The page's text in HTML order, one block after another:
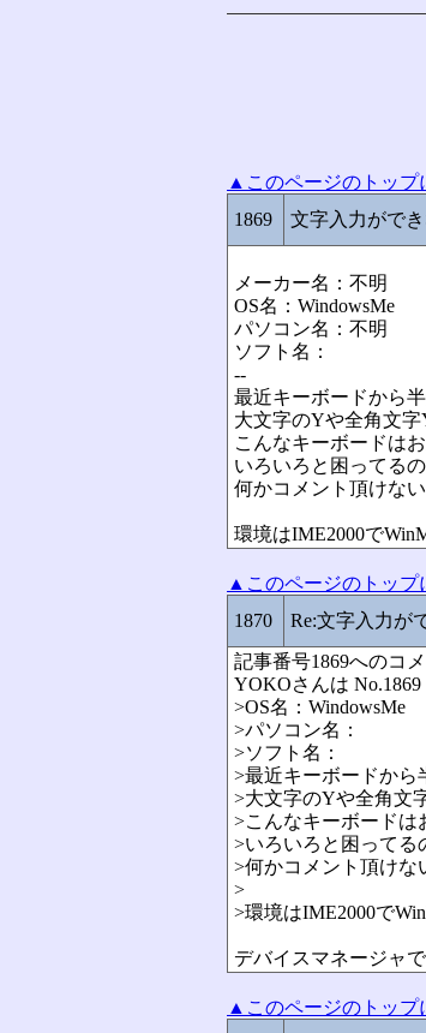
▲このページのトップ
1869
文字入力がで
メーカー名：不明
OS名：WindowsMe
パソコン名：不明
ソフト名：
--
最近キーボードから
大文字のYや全角文字
こんなキーボードは
いろいろと困ってる
何かコメント頂けな
環境はIME2000で
▲このページのトップ
1870
Re:文字入力が
記事番号1869へのコ
YOKOさんは
>OS名：WindowsMe
>パソコン名：
>ソフト名：
>最近キーボードから
>大文字のYや全角文
>こんなキーボードは
>いろいろと困ってる
>何かコメント頂けな
>
>環境はIME2000で
デバイスマネージャ
▲このページのトップ